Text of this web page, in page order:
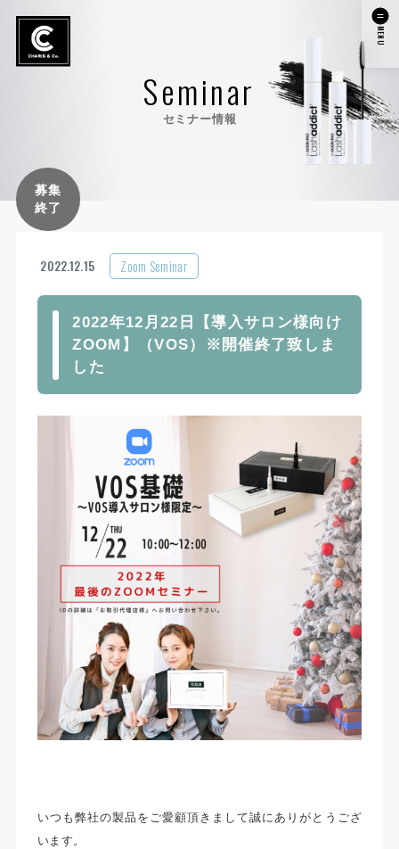
MENU
Seminar
セミナー情報
募集
終了
2022.12.15 Zoom Seminar
2022年12月22日【導入サロン様向け
ZOOM】（VOS）※開催終了致しま
した
いつも弊社の製品をご愛顧頂きまして誠にありがとうござ
います。